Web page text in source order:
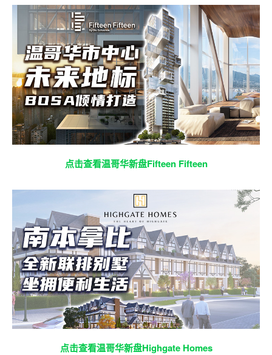
点击查看温哥华新盘Fifteen Fifteen
点击查看温哥华新盘Highgate Homes